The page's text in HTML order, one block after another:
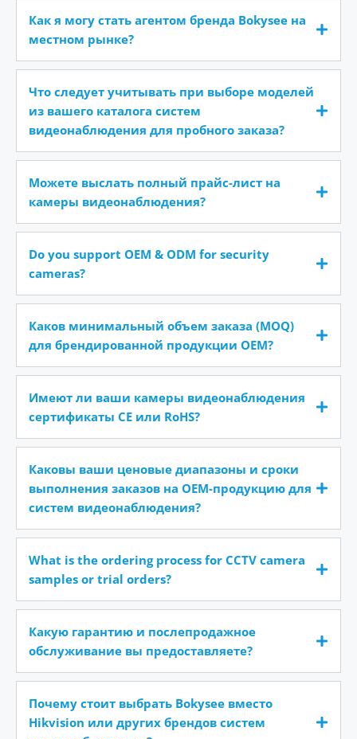
Как я могу стать агентом бренда Bokysee на
местном рынке?
Что следует учитывать при выборе моделей
из вашего каталога систем
видеонаблюдения для пробного заказа?
Можете выслать полный прайс-лист на
камеры видеонаблюдения?
Do you support OEM & ODM for security
cameras?
Каков минимальный объем заказа (MOQ)
для брендированной продукции OEM?
Имеют ли ваши камеры видеонаблюдения
сертификаты CE или RoHS?
Каковы ваши ценовые диапазоны и сроки
выполнения заказов на OEM-продукцию для
систем видеонаблюдения?
What is the ordering process for CCTV camera
samples or trial orders?
Какую гарантию и послепродажное
обслуживание вы предоставляете?
Почему стоит выбрать Bokysee вместо
Hikvision или других брендов систем